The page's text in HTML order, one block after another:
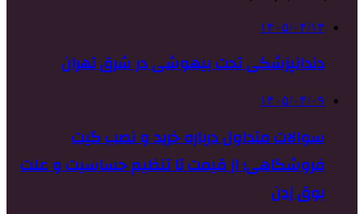
۱۴۰۵/۰۴/۱۳
دندانپزشکی تحت بیهوشی در شرق تهران
۱۴۰۵/۰۴/۰۹
سوالات متداول درباره خرید و نصب گیت
فروشگاهی؛ از قیمت تا تنظیم حساسیت و علت
بوق زدن